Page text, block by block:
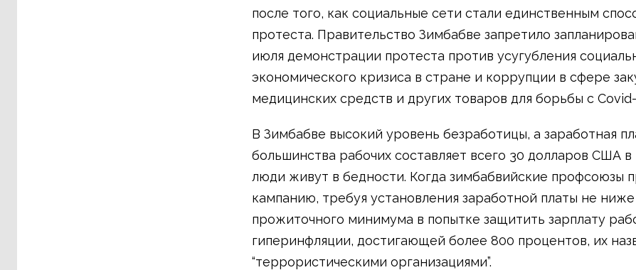
после того, как социальные сети стали единственным
протеста. Правительство Зимбабве запретило
июля демонстрации протеста против усугубления
экономического кризиса в стране и коррупции в сфере
медицинских средств и других товаров для борьбы с Covid-
В Зимбабве высокий уровень безработицы, а заработная
большинства рабочих составляет всего 30 долларов США в
люди живут в бедности. Когда зимбабвийские профсоюзы
кампанию, требуя установления заработной платы не
прожиточного минимума в попытке защитить зарплату
гиперинфляции, достигающей более 800 процентов, их
“террористическими организациями”.